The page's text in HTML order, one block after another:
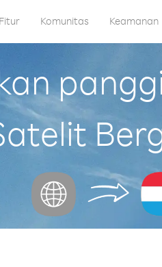
Fitur Komunitas Keamanan